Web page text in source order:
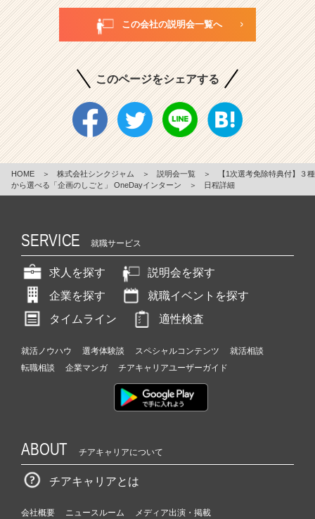
この会社の説明会一覧へ
このページをシェアする
HOME ＞ 株式会社シンクジャム ＞ 説明会一覧 ＞
【1次選考免除特典付】３種
から選べる「企画のしごと」 OneDayインターン
＞ 日程詳細
SERVICE 就職サービス
求人を探す
説明会を探す
企業を探す
就職イベントを探す
タイムライン
適性検査
就活ノウハウ 選考体験談 スペシャルコンテンツ
就活相談
転職相談
企業マンガ チアキャリアユーザーガイド
ABOUT チアキャリアについて
チアキャリアとは
会社概要 ニュースルーム
メディア出演・掲載